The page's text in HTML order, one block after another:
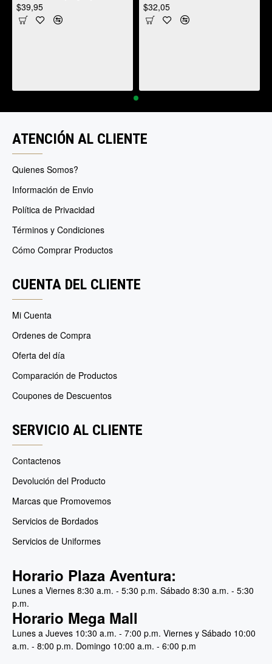
$39,95 $32,05
ATENCIÓN AL CLIENTE
Quienes Somos?
Información de Envio
Política de Privacidad
Términos y Condiciones
Cómo Comprar Productos
CUENTA DEL CLIENTE
Mi Cuenta
Ordenes de Compra
Oferta del día
Comparación de Productos
Coupones de Descuentos
SERVICIO AL CLIENTE
Contactenos
Devolución del Producto
Marcas que Promovemos
Servicios de Bordados
Servicios de Uniformes
Horario Plaza Aventura:
Lunes a Viernes 8:30 a.m. - 5:30 p.m. Sábado 8:30 a.m. - 5:30
p.m.
Horario Mega Mall
Lunes a Jueves 10:30 a.m. - 7:00 p.m. Viernes y Sábado 10:00
a.m. - 8:00 p.m. Domingo 10:00 a.m. - 6:00 p.m